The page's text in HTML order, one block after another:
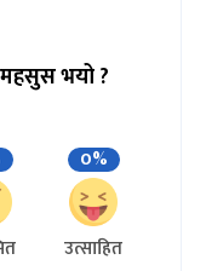
भयो ?
0%
उत्साहित